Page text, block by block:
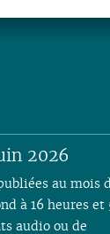
2026
au mois
à 16 heures et
audio ou de